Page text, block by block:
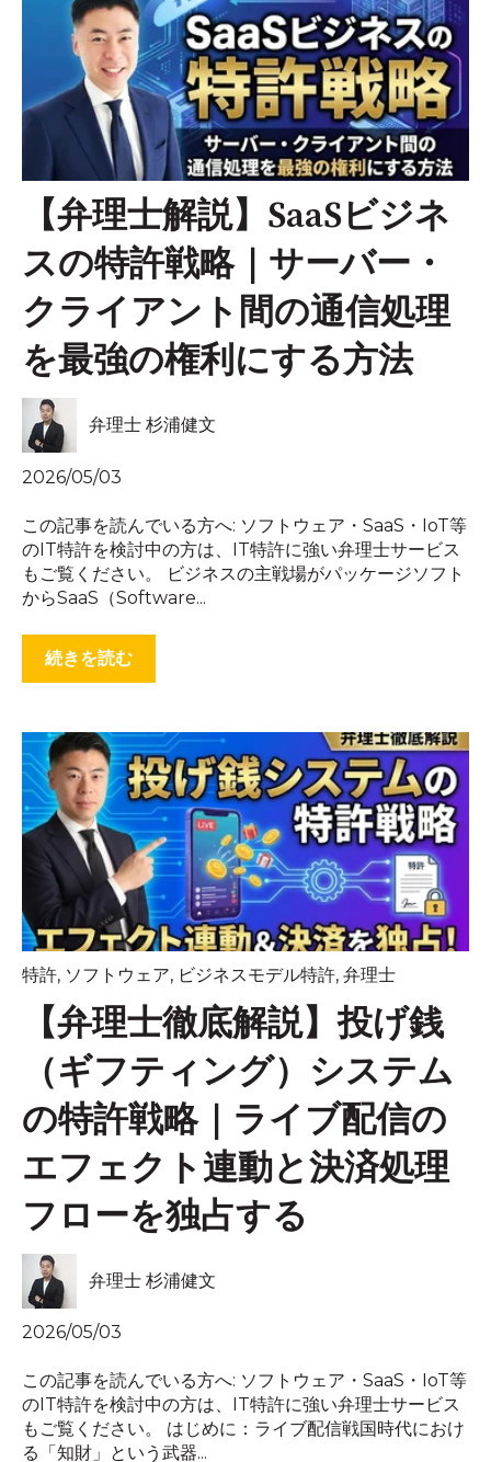
【弁理士解説】SaaSビジネ
スの特許戦略｜サーバー・
クライアント間の通信処理
を最強の権利にする方法
弁理士 杉浦健文
2026/05/03
この記事を読んでいる方へ: ソフトウェア・SaaS・IoT等
のIT特許を検討中の方は、IT特許に強い弁理士サービス
もご覧ください。 ビジネスの主戦場がパッケージソフト
からSaaS（Software...
続きを読む
特許, ソフトウェア, ビジネスモデル特許, 弁理士
【弁理士徹底解説】投げ銭
（ギフティング）システム
の特許戦略｜ライブ配信の
エフェクト連動と決済処理
フローを独占する
弁理士 杉浦健文
2026/05/03
この記事を読んでいる方へ: ソフトウェア・SaaS・IoT等
のIT特許を検討中の方は、IT特許に強い弁理士サービス
もご覧ください。 はじめに：ライブ配信戦国時代におけ
る「知財」という武器...